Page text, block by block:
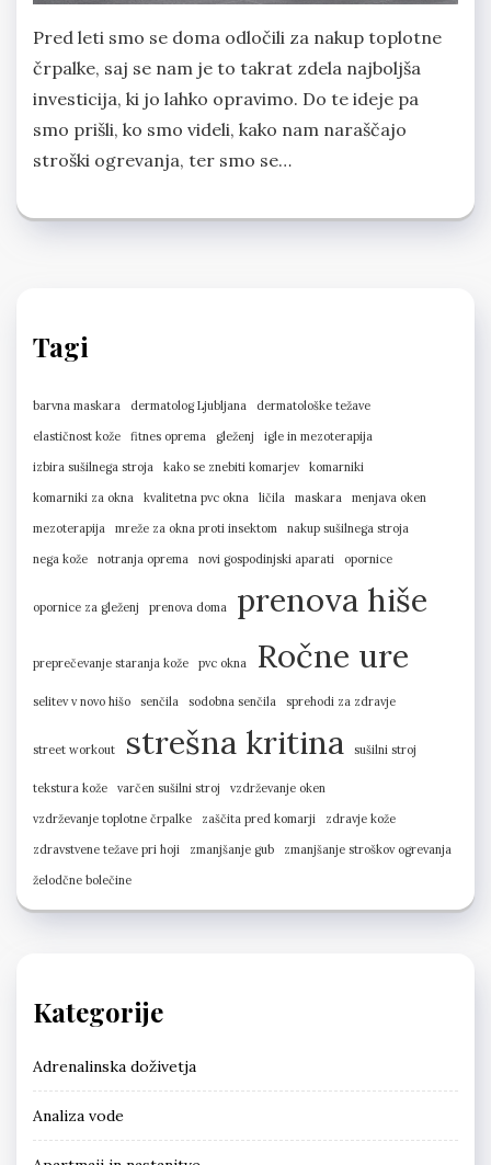
Pred leti smo se doma odločili za nakup toplotne
črpalke, saj se nam je to takrat zdela najboljša
investicija, ki jo lahko opravimo. Do te ideje pa
smo prišli, ko smo videli, kako nam naraščajo
stroški ogrevanja, ter smo se…
Tagi
barvna maskara dermatolog Ljubljana
dermatološke težave
elastičnost kože
fitnes oprema gleženj
igle in mezoterapija
izbira sušilnega stroja
kako se znebiti komarjev
komarniki
komarniki za okna
kvalitetna pvc okna ličila maskara
menjava oken
mezoterapija
mreže za okna proti insektom
nakup sušilnega stroja
nega kože
notranja oprema novi gospodinjski aparati opornice
opornice za gleženj prenova doma prenova hiše
preprečevanje staranja kože pvc okna Ročne ure
selitev v novo hišo senčila sodobna senčila sprehodi za zdravje
street workout strešna kritina sušilni stroj
tekstura kože varčen sušilni stroj
vzdrževanje oken
vzdrževanje toplotne črpalke
zaščita pred komarji
zdravje kože
zdravstvene težave pri hoji
zmanjšanje gub
zmanjšanje stroškov ogrevanja
želodčne bolečine
Kategorije
Adrenalinska doživetja
Analiza vode